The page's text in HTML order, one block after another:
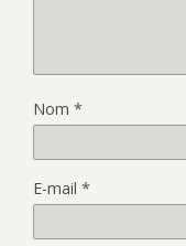
Nom *
E-mail *